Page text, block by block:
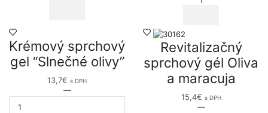
sviežosť
hrozno
Krémový sprchový
gel “Slnečné olivy”
13,7€ s DPH
množstvo
Revitalizačný
sprchový gél Oliva
a maracuja
15,4€ s DPH
množstvo